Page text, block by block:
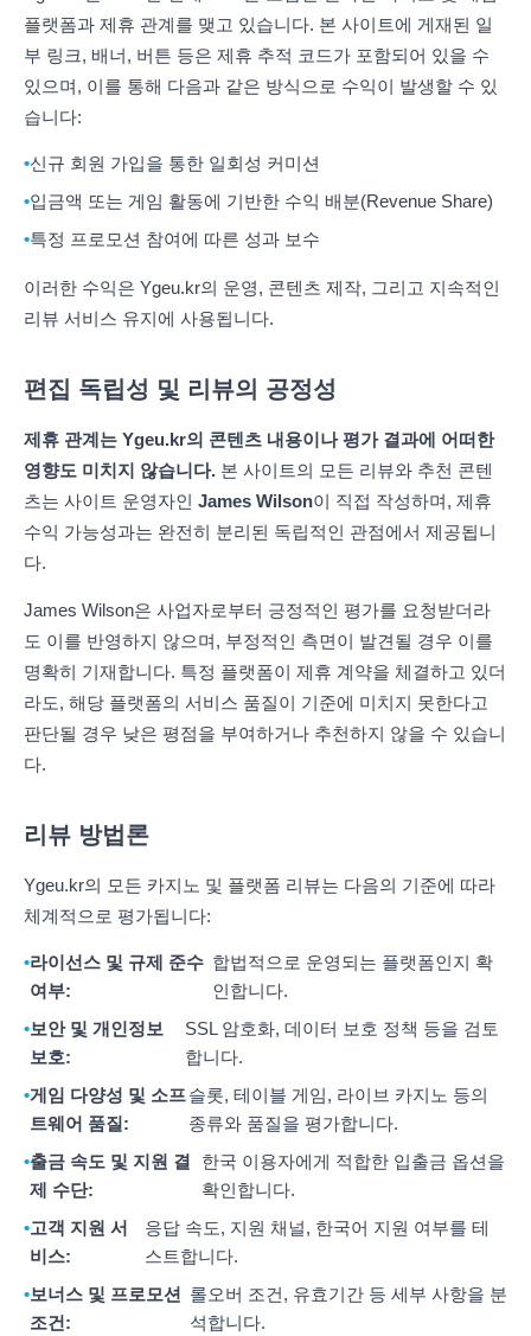
플랫폼과 제휴 관계를 맺고 있습니다. 본 사이트에 게재된 일
부 링크, 배너, 버튼 등은 제휴 추적 코드가 포함되어 있을 수
있으며, 이를 통해 다음과 같은 방식으로 수익이 발생할 수 있
습니다:
신규 회원 가입을 통한 일회성 커미션
입금액 또는 게임 활동에 기반한 수익 배분(Revenue Share)
특정 프로모션 참여에 따른 성과 보수
이러한 수익은 Ygeu.kr의 운영, 콘텐츠 제작, 그리고 지속적인
리뷰 서비스 유지에 사용됩니다.
편집 독립성 및 리뷰의 공정성
제휴 관계는 Ygeu.kr의 콘텐츠 내용이나 평가 결과에 어떠한
영향도 미치지 않습니다. 본 사이트의 모든 리뷰와 추천 콘텐
츠는 사이트 운영자인 James Wilson이 직접 작성하며, 제휴
수익 가능성과는 완전히 분리된 독립적인 관점에서 제공됩니
다.
James Wilson은 사업자로부터 긍정적인 평가를 요청받더라
도 이를 반영하지 않으며, 부정적인 측면이 발견될 경우 이를
명확히 기재합니다. 특정 플랫폼이 제휴 계약을 체결하고 있더
라도, 해당 플랫폼의 서비스 품질이 기준에 미치지 못한다고
판단될 경우 낮은 평점을 부여하거나 추천하지 않을 수 있습니
다.
리뷰 방법론
Ygeu.kr의 모든 카지노 및 플랫폼 리뷰는 다음의 기준에 따라
체계적으로 평가됩니다:
라이선스 및 규제 준수
여부:
합법적으로 운영되는 플랫폼인지 확
인합니다.
보안 및 개인정보
보호:
SSL 암호화, 데이터 보호 정책 등을 검토
합니다.
게임 다양성 및 소프
트웨어 품질:
슬롯, 테이블 게임, 라이브 카지노 등의
종류와 품질을 평가합니다.
출금 속도 및 지원 결
제 수단:
한국 이용자에게 적합한 입출금 옵션을
확인합니다.
고객 지원 서
비스:
응답 속도, 지원 채널, 한국어 지원 여부를 테
스트합니다.
보너스 및 프로모션
조건:
롤오버 조건, 유효기간 등 세부 사항을 분
석합니다.